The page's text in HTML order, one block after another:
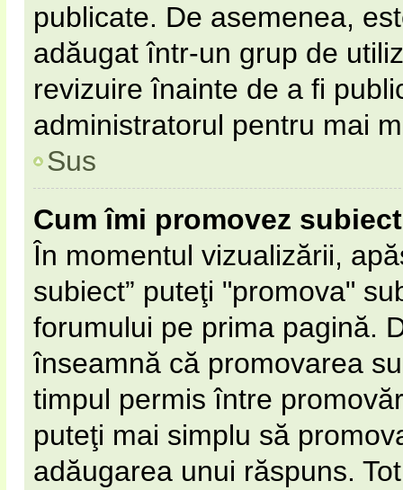
publicate. De asemenea,
adăugat într-un grup de
revizuire înainte de a fi
administratorul pentru mai
Sus
Cum îmi promovez
În momentul vizualizării,
subiect” puteţi "promova"
forumului pe prima pagină.
înseamnă că promovarea
timpul permis între
puteţi mai simplu să
adăugarea unui răspuns.